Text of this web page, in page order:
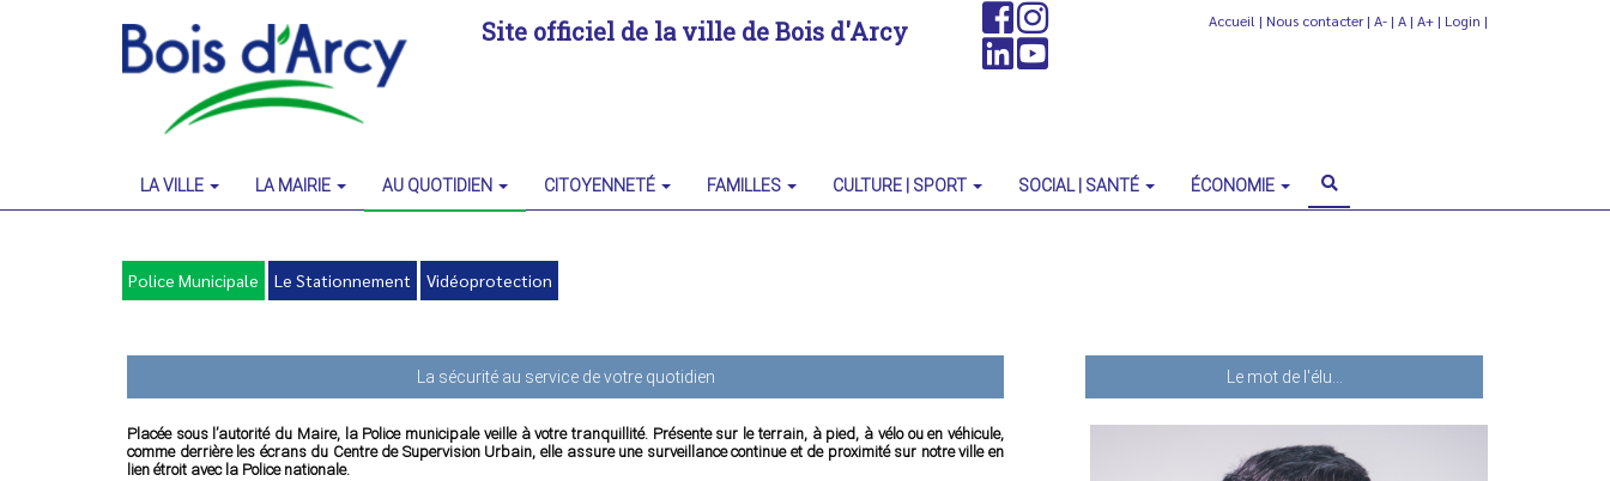
Site officiel de la ville de Bois d'Arcy Accueil | Nous contacter | A- | A | A+ | Login |
LA VILLE LA MAIRIE AU QUOTIDIEN CITOYENNETÉ FAMILLES CULTURE | SPORT SOCIAL | SANTÉ ÉCONOMIE
Police Municipale Le Stationnement Vidéoprotection
La sécurité au service de votre quotidien
Placée sous l’autorité du Maire, la Police municipale veille à votre tranquillité. Présente sur le terrain, à pied, à vélo ou en véhicule,
comme derrière les écrans du Centre de Supervision Urbain, elle assure une surveillance continue et de proximité sur notre ville en
lien étroit avec la Police nationale.
Le mot de l'élu...